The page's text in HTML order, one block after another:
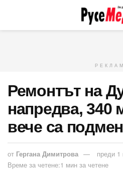
Ремонтът на
напредва, 340
вече са
от Гергана Димитрова
преди 1
Време за четене:1 мин за четене